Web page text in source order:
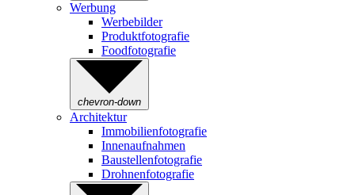
Werbung
Werbebilder
Produktfotografie
Foodfotografie
chevron-down
Architektur
Immobilienfotografie
Innenaufnahmen
Baustellenfotografie
Drohnenfotografie